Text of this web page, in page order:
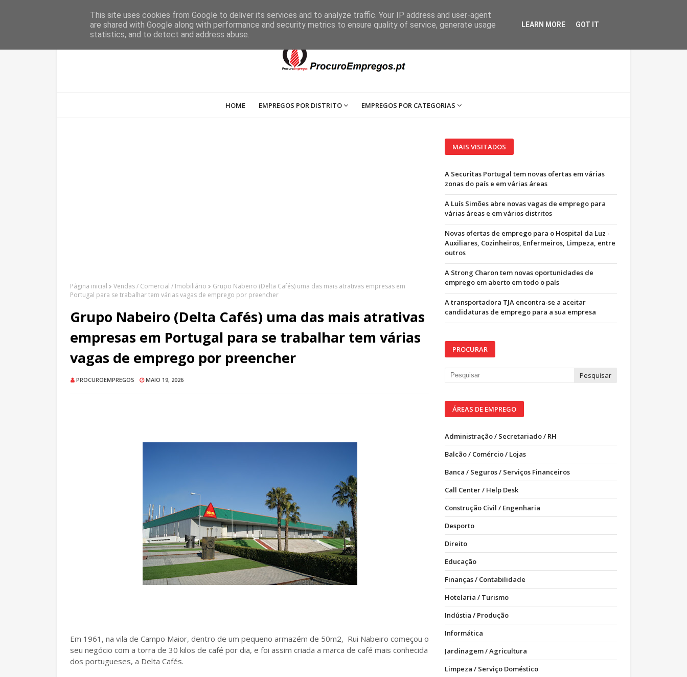
HOME EMPREGOS POR DISTRITO EMPREGOS POR CATEGORIAS
Página inicial Vendas / Comercial / Imobiliário
Grupo Nabeiro (Delta Cafés) uma das mais atrativas empresas em
Portugal para se trabalhar tem várias vagas de emprego por preencher
Grupo Nabeiro (Delta Cafés) uma das mais atrativas
empresas em Portugal para se trabalhar tem várias
vagas de emprego por preencher
PROCUROEMPREGOS MAIO 19, 2026
Em 1961, na vila de Campo Maior, dentro de um pequeno armazém de 50m2, Rui Nabeiro começou o
seu negócio com a torra de 30 kilos de café por dia, e foi assim criada a marca de café mais conhecida
dos portugueses, a Delta Cafés.
MAIS VISITADOS
A Securitas Portugal tem novas ofertas em várias
zonas do país e em várias áreas
A Luís Simões abre novas vagas de emprego para
várias áreas e em vários distritos
Novas ofertas de emprego para o Hospital da Luz -
Auxiliares, Cozinheiros, Enfermeiros, Limpeza, entre
outros
A Strong Charon tem novas oportunidades de
emprego em aberto em todo o país
A transportadora TJA encontra-se a aceitar
candidaturas de emprego para a sua empresa
PROCURAR
ÁREAS DE EMPREGO
Administração / Secretariado / RH
Balcão / Comércio / Lojas
Banca / Seguros / Serviços Financeiros
Call Center / Help Desk
Construção Civil / Engenharia
Desporto
Direito
Educação
Finanças / Contabilidade
Hotelaria / Turismo
Indústia / Produção
Informática
Jardinagem / Agricultura
Limpeza / Serviço Doméstico
This site uses cookies from Google to deliver its services and to analyze traffic. Your IP address and user-agent
are shared with Google along with performance and security metrics to ensure quality of service, generate usage
statistics, and to detect and address abuse.
LEARN MORE GOT IT